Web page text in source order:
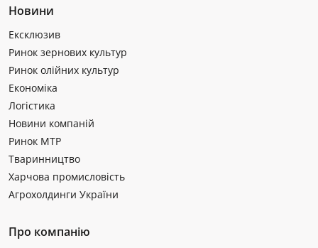
Новини
Ексклюзив
Ринок зернових культур
Ринок олійних культур
Економіка
Логістика
Новини компаній
Ринок МТР
Тваринництво
Харчова промисловість
Агрохолдинги України
Про компанію